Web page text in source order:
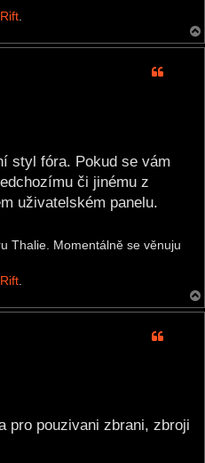
styl fóra. Pokud se vám
či jinému z
uživatelském panelu.
Thalie. Momentálně se věnuju
pro pouzivani zbrani, zbroji